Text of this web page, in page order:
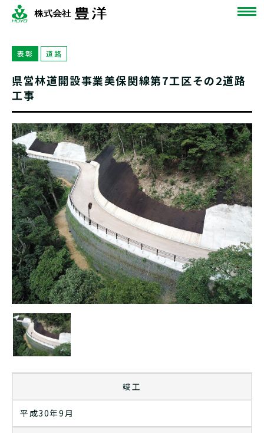
表彰 道路
県営林道開設事業美保関線第7工区その2道路
工事
竣工
平成30年9月